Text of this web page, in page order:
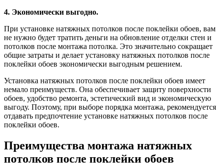
4. Экономически выгодно.
При установке натяжных потолков после поклейки обоев, вам
не нужно будет тратить деньги на обновление отделки стен и
потолков после монтажа потолка. Это значительно сокращает
общие затраты и делает установку натяжных потолков после
поклейки обоев экономически выгодным решением.
Установка натяжных потолков после поклейки обоев имеет
немало преимуществ. Она обеспечивает защиту поверхности
обоев, удобство ремонта, эстетический вид и экономическую
выгоду. Поэтому, при выборе порядка монтажа, рекомендуется
отдавать предпочтение установке натяжных потолков после
поклейки обоев.
Преимущества монтажа натяжных
потолков после поклейки обоев